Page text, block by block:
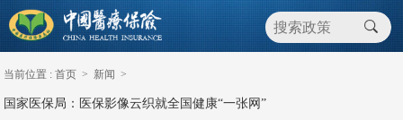
当前位置 : 首页 > 新闻 >
国家医保局：医保影像云织就全国健康“一张网”